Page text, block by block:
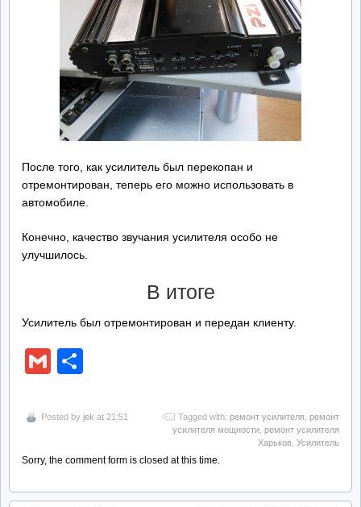
После того, как усилитель был перекопан и
отремонтирован, теперь его можно использовать в
автомобиле.
Конечно, качество звучания усилителя особо не
улучшилось.
В итоге
Усилитель был отремонтирован и передан клиенту.
Gmail
Posted by jek at 21:51 Tagged with: ремонт усилителя ремонт
усилителя мощности ремонт усилителя
Харьков Усилитель
Sorry, the comment form is closed at this time.